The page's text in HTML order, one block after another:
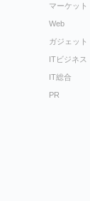
マーケット
Web
ガジェット
ITビジネス
IT総合
PR